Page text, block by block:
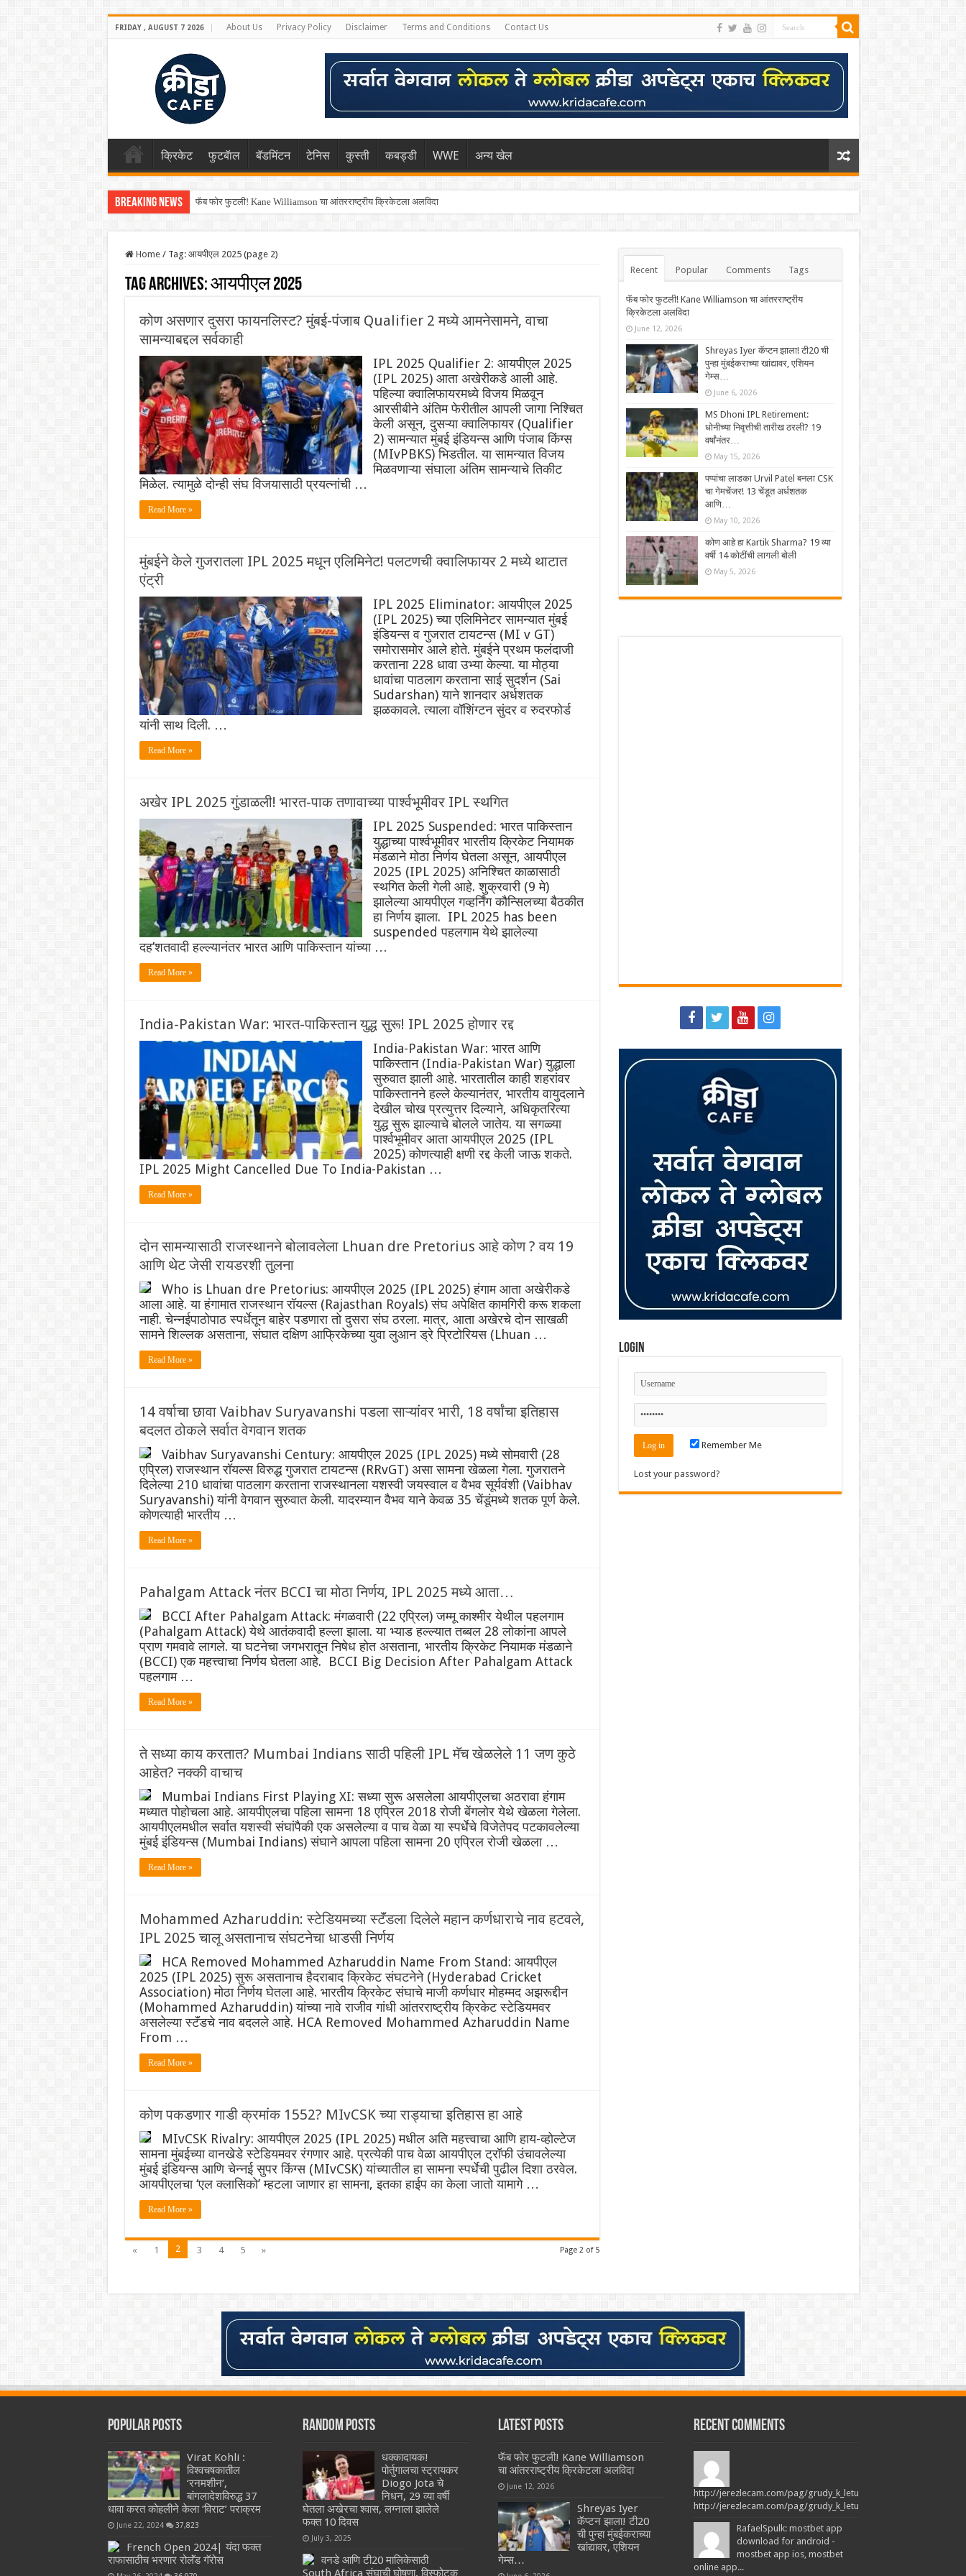
FRIDAY , AUGUST 7 2026 About Us Privacy Policy Disclaimer Terms and Conditions Contact Us
क्रिकेट फुटबॅाल बॅडमिंटन टेनिस कुस्ती कबड्डी WWE अन्य खेल
Breaking News फॅब फोर फुटली! Kane Williamson चा आंतरराष्ट्रीय क्रिकेटला अलविदा
Home / Tag: आयपीएल 2025(page 2)
Tag Archives:आयपीएल 2025
कोण असणार दुसरा फायनलिस्ट? मुंबई-पंजाब Qualifier 2 मध्ये आमनेसामने, वाचा
सामन्याबद्दल सर्वकाही
IPL 2025 Qualifier 2: आयपीएल 2025
(IPL 2025) आता अखेरीकडे आली आहे.
पहिल्या क्वालिफायरमध्ये विजय मिळवून
आरसीबीने अंतिम फेरीतील आपली जागा निश्चित
केली असून, दुसऱ्या क्वालिफायर (Qualifier
2) सामन्यात मुंबई इंडियन्स आणि पंजाब किंग्स
(MIvPBKS) भिडतील. या सामन्यात विजय
मिळवणाऱ्या संघाला अंतिम सामन्याचे तिकीट
मिळेल. त्यामुळे दोन्ही संघ विजयासाठी प्रयत्नांची …
Read More »
मुंबईने केले गुजरातला IPL 2025 मधून एलिमिनेट! पलटणची क्वालिफायर 2 मध्ये थाटात
एंट्री
IPL 2025 Eliminator: आयपीएल 2025
(IPL 2025) च्या एलिमिनेटर सामन्यात मुंबई
इंडियन्स व गुजरात टायटन्स (MI v GT)
समोरासमोर आले होते. मुंबईने प्रथम फलंदाजी
करताना 228 धावा उभ्या केल्या. या मोठ्या
धावांचा पाठलाग करताना साई सुदर्शन (Sai
Sudarshan) याने शानदार अर्धशतक
झळकावले. त्याला वॉशिंग्टन सुंदर व रुदरफोर्ड
यांनी साथ दिली. …
Read More »
अखेर IPL 2025 गुंडाळली! भारत-पाक तणावाच्या पार्श्वभूमीवर IPL स्थगित
IPL 2025 Suspended: भारत पाकिस्तान
युद्धाच्या पार्श्वभूमीवर भारतीय क्रिकेट नियामक
मंडळाने मोठा निर्णय घेतला असून, आयपीएल
2025 (IPL 2025) अनिश्चित काळासाठी
स्थगित केली गेली आहे. शुक्रवारी (9 मे)
झालेल्या आयपीएल गव्हर्निंग कौन्सिलच्या बैठकीत
हा निर्णय झाला. IPL 2025 has been
suspended पहलगाम येथे झालेल्या
दह’शतवादी हल्ल्यानंतर भारत आणि पाकिस्तान यांच्या …
Read More »
India-Pakistan War: भारत-पाकिस्तान युद्ध सुरू! IPL 2025 होणार रद्द
India-Pakistan War: भारत आणि
पाकिस्तान (India-Pakistan War) युद्धाला
सुरुवात झाली आहे. भारतातील काही शहरांवर
पाकिस्तानने हल्ले केल्यानंतर, भारतीय वायुदलाने
देखील चोख प्रत्युत्तर दिल्याने, अधिकृतरित्या
युद्ध सुरू झाल्याचे बोलले जातेय‌. या सगळ्या
पार्श्वभूमीवर आता आयपीएल 2025 (IPL
2025) कोणत्याही क्षणी रद्द केली जाऊ शकते.
IPL 2025 Might Cancelled Due To India-Pakistan …
Read More »
दोन सामन्यासाठी राजस्थानने बोलावलेला Lhuan dre Pretorius आहे कोण ? वय 19
आणि थेट जेसी रायडरशी तुलना
Who is Lhuan dre Pretorius: आयपीएल 2025 (IPL 2025) हंगाम आता अखेरीकडे
आला आहे. या हंगामात राजस्थान रॉयल्स (Rajasthan Royals) संघ अपेक्षित कामगिरी करू शकला
नाही. चेन्नईपाठोपाठ स्पर्धेतून बाहेर पडणारा तो दुसरा संघ ठरला. मात्र, आता अखेरचे दोन साखळी
सामने शिल्लक असताना, संघात दक्षिण आफ्रिकेच्या युवा लुआन ड्रे प्रिटोरियस (Lhuan …
Read More »
14 वर्षाचा छावा Vaibhav Suryavanshi पडला साऱ्यांवर भारी, 18 वर्षांचा इतिहास
बदलत ठोकले सर्वात वेगवान शतक
Vaibhav Suryavanshi Century: आयपीएल 2025 (IPL 2025) मध्ये सोमवारी (28
एप्रिल) राजस्थान रॉयल्स विरुद्ध गुजरात टायटन्स (RRvGT) असा सामना खेळला गेला. गुजरातने
दिलेल्या 210 धावांचा पाठलाग करताना राजस्थानला यशस्वी जयस्वाल व वैभव सूर्यवंशी (Vaibhav
Suryavanshi) यांनी वेगवान सुरुवात केली. यादरम्यान वैभव याने केवळ 35 चेंडूंमध्ये शतक पूर्ण केले.
कोणत्याही भारतीय …
Read More »
Pahalgam Attack नंतर BCCI चा मोठा निर्णय, IPL 2025 मध्ये आता…
BCCI After Pahalgam Attack: मंगळवारी (22 एप्रिल) जम्मू काश्मीर येथील पहलगाम
(Pahalgam Attack) येथे आतंकवादी हल्ला झाला. या भ्याड हल्ल्यात तब्बल 28 लोकांना आपले
प्राण गमवावे लागले. या घटनेचा जगभरातून निषेध होत असताना, भारतीय क्रिकेट नियामक मंडळाने
(BCCI) एक महत्त्वाचा निर्णय घेतला आहे. BCCI Big Decision After Pahalgam Attack
पहलगाम …
Read More »
ते सध्या काय करतात? Mumbai Indians साठी पहिली IPL मॅच खेळलेले 11 जण कुठे
आहेत? नक्की वाचाच
Mumbai Indians First Playing XI: सध्या सुरू असलेला आयपीएलचा अठरावा हंगाम
मध्यात पोहोचला आहे. आयपीएलचा पहिला सामना 18 एप्रिल 2018 रोजी बेंगलोर येथे खेळला गेलेला.
आयपीएलमधील सर्वात यशस्वी संघांपैकी एक असलेल्या व पाच वेळा या स्पर्धेचे विजेतेपद पटकावलेल्या
मुंबई इंडियन्स (Mumbai Indians) संघाने आपला पहिला सामना 20 एप्रिल रोजी खेळला …
Read More »
Mohammed Azharuddin: स्टेडियमच्या स्टॅंडला दिलेले महान कर्णधाराचे नाव हटवले,
IPL 2025 चालू असतानाच संघटनेचा धाडसी निर्णय
HCA Removed Mohammed Azharuddin Name From Stand: आयपीएल
2025 (IPL 2025) सुरू असतानाच हैदराबाद क्रिकेट संघटनेने (Hyderabad Cricket
Association) मोठा निर्णय घेतला आहे. भारतीय क्रिकेट संघाचे माजी कर्णधार मोहम्मद अझरूद्दीन
(Mohammed Azharuddin) यांच्या नावे राजीव गांधी आंतरराष्ट्रीय क्रिकेट स्टेडियमवर
असलेल्या स्टॅंडचे नाव बदलले आहे. HCA Removed Mohammed Azharuddin Name
From …
Read More »
कोण पकडणार गाडी क्रमांक 1552? MIvCSK च्या राड्याचा इतिहास हा आहे
MIvCSK Rivalry: आयपीएल 2025 (IPL 2025) मधील अति महत्त्वाचा आणि हाय-व्होल्टेज
सामना मुंबईच्या वानखेडे स्टेडियमवर रंगणार आहे. प्रत्येकी पाच वेळा आयपीएल ट्रॉफी उंचावलेल्या
मुंबई इंडियन्स आणि चेन्नई सुपर किंग्स (MIvCSK) यांच्यातील हा सामना स्पर्धेची पुढील दिशा ठरवेल.
आयपीएलचा ‘एल क्लासिको’ म्हटला जाणार हा सामना, इतका हाईप का केला जातो यामागे …
Read More »
Page 2 of 5
« 1 2 3 4 5 »
Recent Popular Comments Tags
फॅब फोर फुटली! Kane Williamson चा आंतरराष्ट्रीय
क्रिकेटला अलविदा
June 12, 2026
Shreyas Iyer कॅप्टन झाला! टी20 ची
पुन्हा मुंबईकराच्या खांद्यावर, एशियन
गेम्स…
June 6, 2026
MS Dhoni IPL Retirement:
धोनीच्या निवृत्तीची तारीख ठरली? 19
वर्षांनंतर…
May 15, 2026
पप्पांचा लाडका Urvil Patel बनला CSK
चा गेमचेंजर! 13 चेंडूत अर्धशतक
आणि…
May 10, 2026
कोण आहे हा Kartik Sharma? 19 व्या
वर्षी 14 कोटींची लागली बोली
May 5, 2026
Login
Remember Me
Lost your password?
Popular Posts
Virat Kohli :
विश्वचषकातील
‘रनमशीन’,
बांगलादेशविरुद्ध 37
धावा करत कोहलीने केला ‘विराट’ पराक्रम
June 22, 2024 37,823
French Open 2024| यंदा फक्त
राफासाठीच भरणार रोलॅंड गॅरोस
Random Posts
धक्कादायक!
पोर्तुगालचा स्ट्रायकर
Diogo Jota चे
निधन, 29 व्या वर्षी
घेतला अखेरचा श्वास, लग्नाला झालेले
फक्त 10 दिवस
July 3, 2025
वनडे आणि टी20 मालिकेसाठी
South Africa संघाची घोषणा, विस्फोटक
Latest Posts
फॅब फोर फुटली! Kane Williamson
चा आंतरराष्ट्रीय क्रिकेटला अलविदा
June 12, 2026
Shreyas Iyer
कॅप्टन झाला! टी20
ची पुन्हा मुंबईकराच्या
खांद्यावर, एशियन
गेम्स…
Recent Comments
http://jerezlecam.com/pag/
http://jerezlecam.com/pag/
RafaelSpulk: mostbet app
download for android -
mostbet app ios, mostbet
online app...